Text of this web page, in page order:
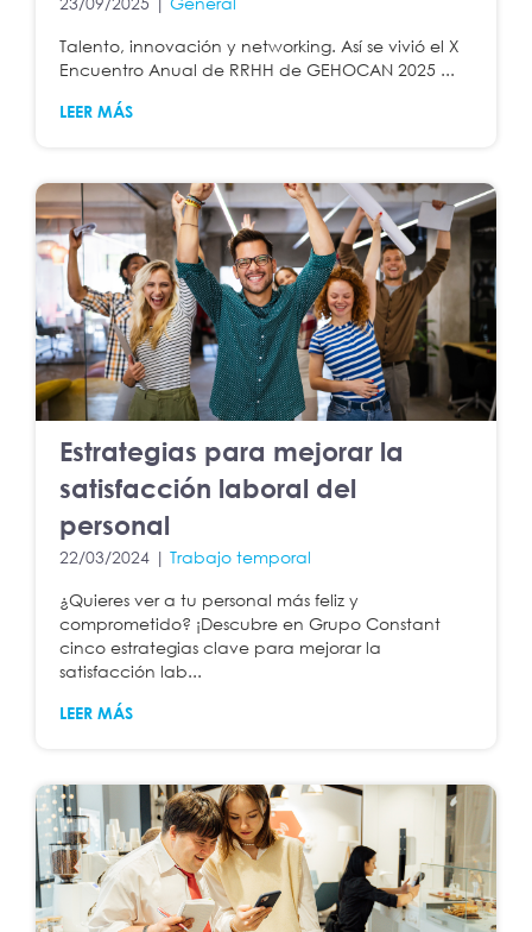
Talento, innovación y networking. Así se vivió el X
Encuentro Anual de RRHH de GEHOCAN 2025 ...
LEER MÁS
Estrategias para mejorar la
satisfacción laboral del
personal
22/03/2024 | Trabajo temporal
¿Quieres ver a tu personal más feliz y
comprometido? ¡Descubre en Grupo Constant
cinco estrategias clave para mejorar la
satisfacción lab...
LEER MÁS